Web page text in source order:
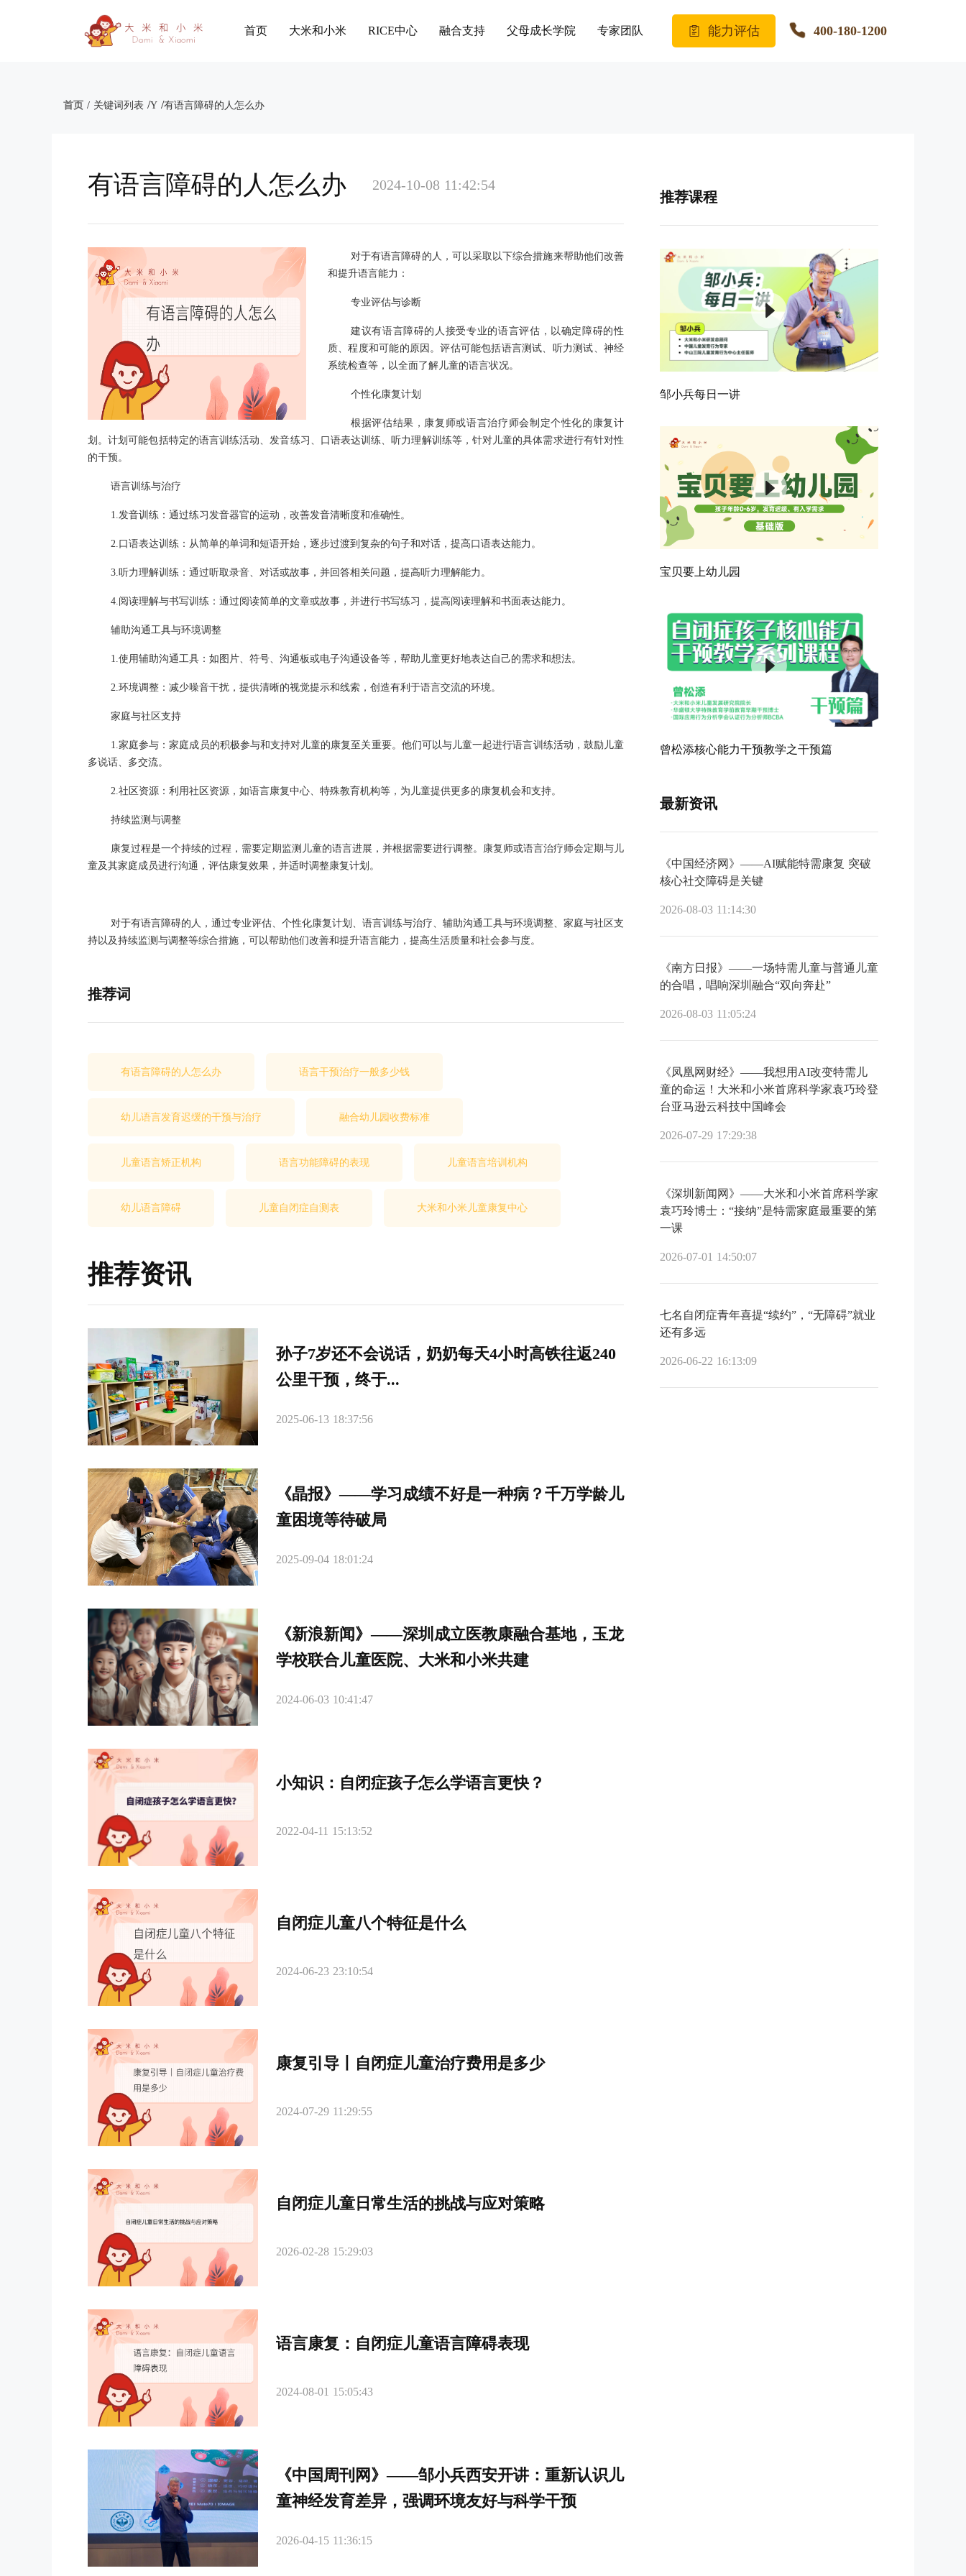
首页 大米和小米 RICE中心 融合支持 父母成长学院 专家团队 能力评估 400-180-1200
首页 / 关键词列表 /Y /有语言障碍的人怎么办
有语言障碍的人怎么办 2024-10-08 11:42:54
对于有语言障碍的人，可以采取以下综合措施来帮助他们改善
和提升语言能力：
专业评估与诊断
建议有语言障碍的人接受专业的语言评估，以确定障碍的性
质、程度和可能的原因。评估可能包括语言测试、听力测试、神经
系统检查等，以全面了解儿童的语言状况。
个性化康复计划
根据评估结果，康复师或语言治疗师会制定个性化的康复计
划。计划可能包括特定的语言训练活动、发音练习、口语表达训练、听力理解训练等，针对儿童的具体需求进行有针对性
的干预。
语言训练与治疗
1.发音训练：通过练习发音器官的运动，改善发音清晰度和准确性。
2.口语表达训练：从简单的单词和短语开始，逐步过渡到复杂的句子和对话，提高口语表达能力。
3.听力理解训练：通过听取录音、对话或故事，并回答相关问题，提高听力理解能力。
4.阅读理解与书写训练：通过阅读简单的文章或故事，并进行书写练习，提高阅读理解和书面表达能力。
辅助沟通工具与环境调整
1.使用辅助沟通工具：如图片、符号、沟通板或电子沟通设备等，帮助儿童更好地表达自己的需求和想法。
2.环境调整：减少噪音干扰，提供清晰的视觉提示和线索，创造有利于语言交流的环境。
家庭与社区支持
1.家庭参与：家庭成员的积极参与和支持对儿童的康复至关重要。他们可以与儿童一起进行语言训练活动，鼓励儿童
多说话、多交流。
2.社区资源：利用社区资源，如语言康复中心、特殊教育机构等，为儿童提供更多的康复机会和支持。
持续监测与调整
康复过程是一个持续的过程，需要定期监测儿童的语言进展，并根据需要进行调整。康复师或语言治疗师会定期与儿
童及其家庭成员进行沟通，评估康复效果，并适时调整康复计划。
对于有语言障碍的人，通过专业评估、个性化康复计划、语言训练与治疗、辅助沟通工具与环境调整、家庭与社区支
持以及持续监测与调整等综合措施，可以帮助他们改善和提升语言能力，提高生活质量和社会参与度。
推荐词
有语言障碍的人怎么办 语言干预治疗一般多少钱
幼儿语言发育迟缓的干预与治疗 融合幼儿园收费标准
儿童语言矫正机构 语言功能障碍的表现 儿童语言培训机构
幼儿语言障碍 儿童自闭症自测表 大米和小米儿童康复中心
推荐资讯
孙子7岁还不会说话，奶奶每天4小时高铁往返240
公里干预，终于...
2025-06-13 18:37:56
《晶报》——学习成绩不好是一种病？千万学龄儿
童困境等待破局
2025-09-04 18:01:24
《新浪新闻》——深圳成立医教康融合基地，玉龙
学校联合儿童医院、大米和小米共建
2024-06-03 10:41:47
小知识：自闭症孩子怎么学语言更快？
2022-04-11 15:13:52
自闭症儿童八个特征是什么
2024-06-23 23:10:54
康复引导丨自闭症儿童治疗费用是多少
2024-07-29 11:29:55
自闭症儿童日常生活的挑战与应对策略
2026-02-28 15:29:03
语言康复：自闭症儿童语言障碍表现
2024-08-01 15:05:43
《中国周刊网》——邹小兵西安开讲：重新认识儿
童神经发育差异，强调环境友好与科学干预
2026-04-15 11:36:15
推荐课程
邹小兵每日一讲
宝贝要上幼儿园
曾松添核心能力干预教学之干预篇
最新资讯
《中国经济网》——AI赋能特需康复 突破
核心社交障碍是关键
2026-08-03 11:14:30
《南方日报》——一场特需儿童与普通儿童
的合唱，唱响深圳融合“双向奔赴”
2026-08-03 11:05:24
《凤凰网财经》——我想用AI改变特需儿
童的命运！大米和小米首席科学家袁巧玲登
台亚马逊云科技中国峰会
2026-07-29 17:29:38
《深圳新闻网》——大米和小米首席科学家
袁巧玲博士：“接纳”是特需家庭最重要的第
一课
2026-07-01 14:50:07
七名自闭症青年喜提“续约”，“无障碍”就业
还有多远
2026-06-22 16:13:09